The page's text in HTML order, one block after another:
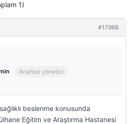
1)
#17968
Anahtar yönetici
beslenme konusunda
Eğitim ve Araştırma Hastanesi